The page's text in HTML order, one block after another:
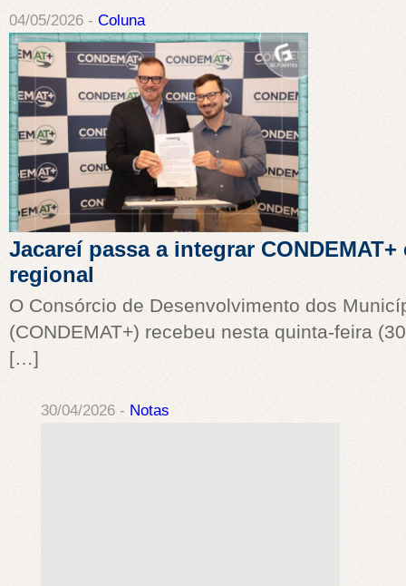
04/05/2026 - Coluna
Jacareí passa a integrar
regional
O Consórcio de Desenvolvimento dos
(CONDEMAT+) recebeu nesta quinta-feira
[…]
30/04/2026 - Notas